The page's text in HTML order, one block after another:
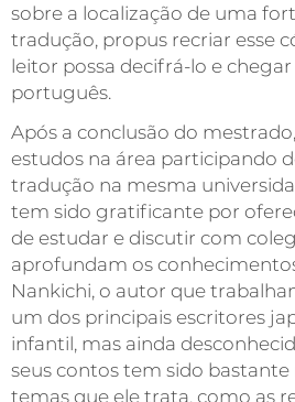
sobre a localização de uma
tradução, propus recriar esse
leitor possa decifrá-lo e
português.
Após a conclusão do
estudos na área participando
tradução na mesma
tem sido gratificante por
de estudar e discutir com
aprofundam os
Nankichi, o autor que
um dos principais escritores
infantil, mas ainda
seus contos tem sido bastante
temas que ele trata, como as